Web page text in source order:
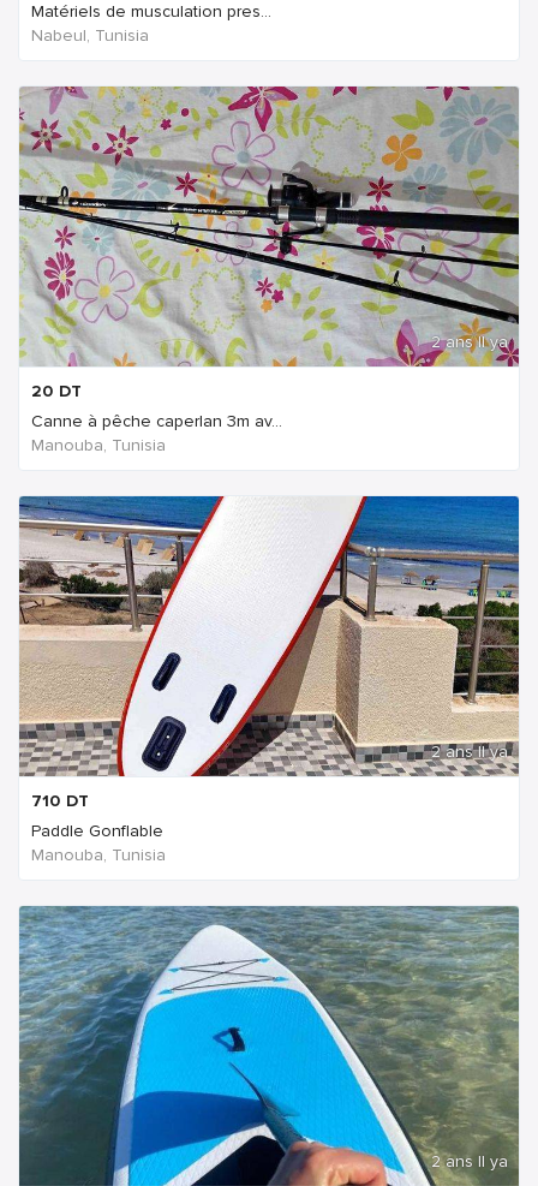
Matériels de musculation pres...
Nabeul‎, Tunisia
2 ans Il ya
20 DT
Canne à pêche caperlan 3m av...
Manouba, Tunisia
2 ans Il ya
710 DT
Paddle Gonflable
Manouba, Tunisia
2 ans Il ya